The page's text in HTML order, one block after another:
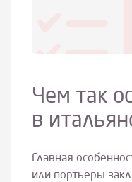
Чем так
в
Главная
или портьеры